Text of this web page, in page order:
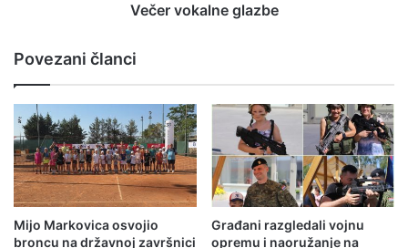
Večer vokalne glazbe
Povezani članci
Mijo Markovica osvojio
broncu na državnoj završnici
Građani razgledali vojnu
opremu i naoružanje na